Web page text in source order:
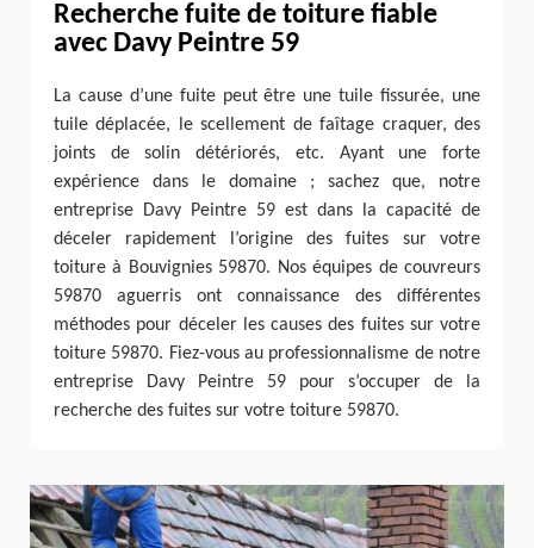
Recherche fuite de toiture fiable
avec Davy Peintre 59
La cause d’une fuite peut être une tuile fissurée, une
tuile déplacée, le scellement de faîtage craquer, des
joints de solin détériorés, etc. Ayant une forte
expérience dans le domaine ; sachez que, notre
entreprise Davy Peintre 59 est dans la capacité de
déceler rapidement l’origine des fuites sur votre
toiture à Bouvignies 59870. Nos équipes de couvreurs
59870 aguerris ont connaissance des différentes
méthodes pour déceler les causes des fuites sur votre
toiture 59870. Fiez-vous au professionnalisme de notre
entreprise Davy Peintre 59 pour s’occuper de la
recherche des fuites sur votre toiture 59870.